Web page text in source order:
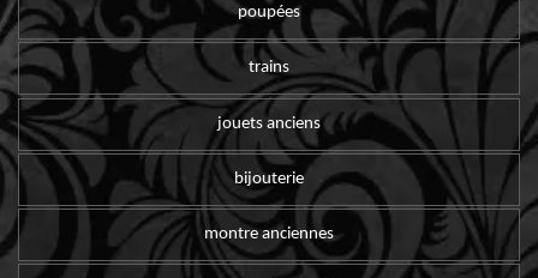
poupées
trains
jouets anciens
bijouterie
montre anciennes